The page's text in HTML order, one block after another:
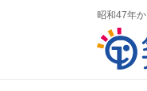
昭和47年